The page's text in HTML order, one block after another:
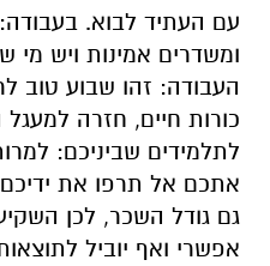
עם העתיד לבוא.
ומשדרים אמינות ויש מי
העבודה: זהו שבוע טוב
כורות חיים, חזרה
לתלמידים שביניכם:
אתכם אל תרפו את
גם גודל השכר, לכן
אפשרי ואף יוביל